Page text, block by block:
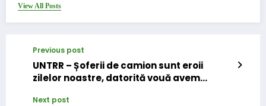
View All Posts
Previous post
UNTRR – Șoferii de camion sunt eroii
zilelor noastre, datorită vouă avem
Next post